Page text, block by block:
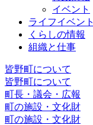
イベント
ライフイベント
くらしの情報
組織と仕事
皆野町について
皆野町について
町長・議会・広報
町の施設・文化財
町の施設・文化財